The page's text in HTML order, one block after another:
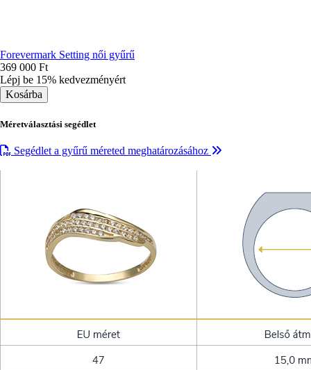
Forevermark Setting női gyűrű
369 000 Ft
Lépj be 15% kedvezményért
Méretválasztási segédlet
Segédlet a gyűrű méreted meghatározásához